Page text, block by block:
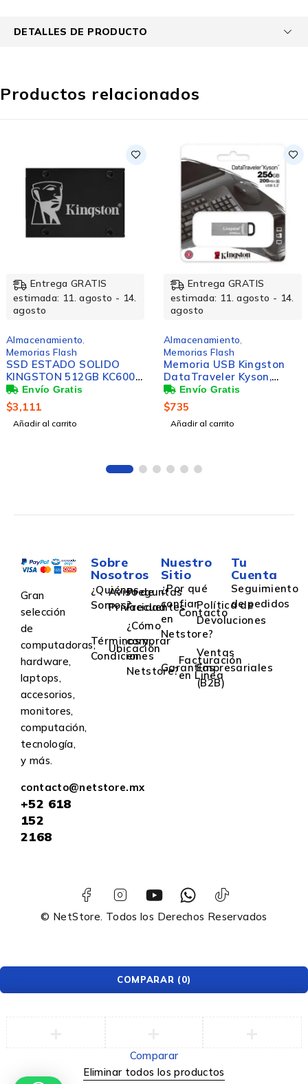
DETALLES DE PRODUCTO
Productos relacionados
agosto - 14.
,
SOLIDO
KC600
7MM
Entrega GRATIS
estimada: 11. agosto - 14.
Almacenamiento,
Memoria USB Kingston
DataTraveler Kyson,
256GB, USB-A 3.0,
Lectura 200MB/s,
Escritura 60MB/s, Plata
estimada:
Memoria
Gran
selección
de
computadoras,
hardware,
laptops,
accesorios,
monitores,
computación,
tecnología,
y más.
contacto@netstore.mx
+52 618
152
2168
Sobre
Nosotros
¿Quiénes
Somos?
Aviso de
Privacidad
Preguntas
Frecuentes
Términos y
Condiciones
Ubicación
¿Cómo
comprar
en
Netstore?
Nuestro
Sitio
¿Por qué
confiar
en
Netstore?
Contacto
Política de
Devoluciones
Garantías
Facturación
en Linea
Ventas
Empresariales
(B2B)
Tu
Cuenta
Seguimiento
de pedidos
© NetStore. Todos los Derechos Reservados
COMPARAR (0)
Comparar
Eliminar todos los productos